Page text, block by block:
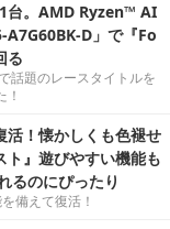
台。AMD Ryzen™ AI
A7G60BK-D」で『Fo
る
話題のレースタイトルを
活！懐かしくも色褪せ
ト』遊びやすい機能も
るのにぴったり
備えて復活！